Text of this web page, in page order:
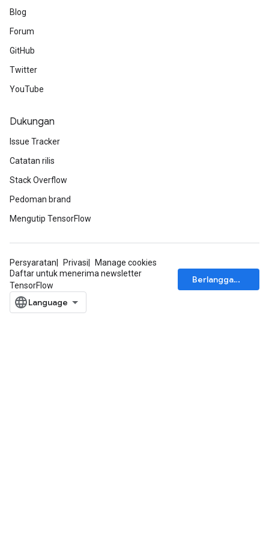
Blog
Forum
GitHub
Twitter
YouTube
Dukungan
Issue Tracker
Catatan rilis
Stack Overflow
Pedoman brand
Mengutip TensorFlow
Persyaratan Privasi
Manage cookies
Daftar untuk menerima newsletter
TensorFlow
Berlangganan